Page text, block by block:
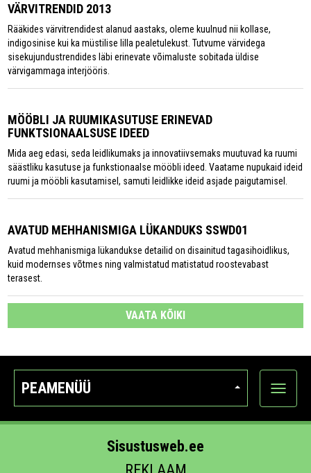
VÄRVITRENDID 2013
Rääkides värvitrendidest alanud aastaks, oleme kuulnud nii kollase,
indigosinise kui ka müstilise lilla pealetulekust. Tutvume värvidega
sisekujundustrendides läbi erinevate võimaluste sobitada üldise
värvigammaga interjööris.
MÖÖBLI JA RUUMIKASUTUSE ERINEVAD
FUNKTSIONAALSUSE IDEED
Mida aeg edasi, seda leidlikumaks ja innovatiivsemaks muutuvad ka ruumi
säästliku kasutuse ja funkstionaalse mööbli ideed. Vaatame nupukaid ideid
ruumi ja mööbli kasutamisel, samuti leidlikke ideid asjade paigutamisel.
AVATUD MEHHANISMIGA LÜKANDUKS SSWD01
Avatud mehhanismiga lükandukse detailid on disainitud tagasihoidlikus,
kuid modernses võtmes ning valmistatud matistatud roostevabast
terasest.
VAATA KÕIKI
PEAMENÜÜ
Ava
Sisustusweb.ee
REKLAAM